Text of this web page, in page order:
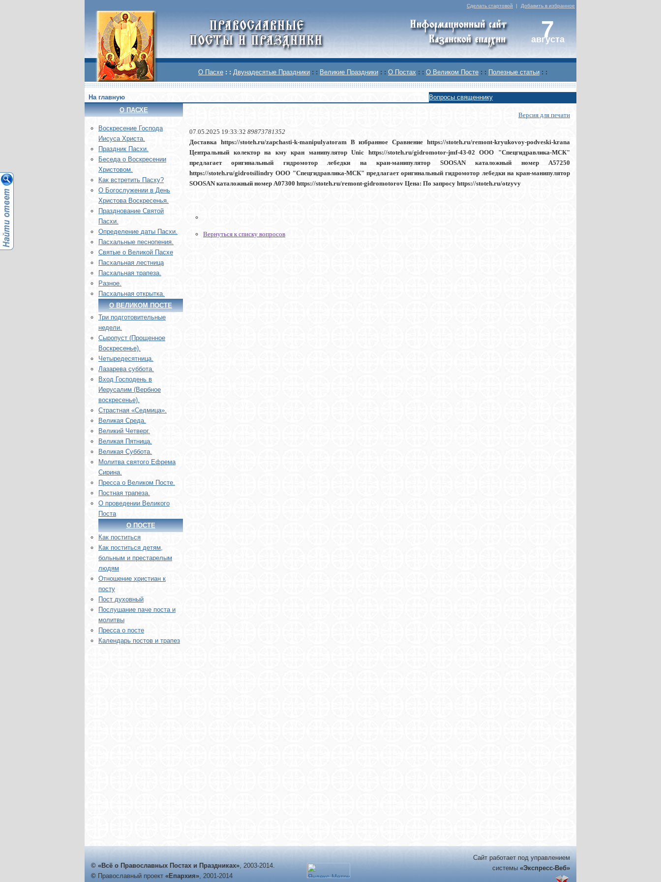
Сделать стартовой | Добавить в избранное
7
августа
О Пасхе : : Двунадесятые Праздники : : Великие Праздники : : О Постах : : О Великом Посте : : Полезные статьи : :
На главную
Вопросы священнику
О ПАСХЕ
Воскреcение Господа
Иисуса Христа.
Праздник Пасхи.
Беседа о Воскресении
Христовом.
Как встретить Пасху?
О Богослужении в День
Христова Воскресенья.
Празднование Святой
Пасхи.
Определение даты Пасхи.
Пасхальные песнопения.
Святые о Великой Пасхе
Пасхальная лестница
Пасхальная трапеза.
Разное.
Пасхальная открытка.
О ВЕЛИКОМ ПОСТЕ
Три подготовительные
недели.
Сыропуст (Прощенное
Воскресенье).
Четыредесятница.
Лазарева суббота.
Вход Господень в
Иерусалим (Вербное
воскресенье).
Страстная «Седмица».
Великая Среда.
Великий Четверг.
Великая Пятница.
Великая Суббота.
Молитва святого Ефрема
Сирина.
Пресса о Великом Посте.
Постная трапеза.
О проведении Великого
Поста
О ПОСТЕ
Как поститься
Как поститься детям,
больным и престарелым
людям
Отношение христиан к
посту
Пост духовный
Послушание паче поста и
молитвы
Пресса о посте
Календарь постов и трапез
Версия для печати
07.05.2025 19:33:32 89873781352
Доставка https://stoteh.ru/zapchasti-k-manipulyatoram В избранное Сравнение https://stoteh.ru/remont-kryukovoy-podveski-krana
Центральный колектор на кму кран манипулятор Unic https://stoteh.ru/gidromotor-jmf-43-02 ООО "Спецгидравлика-МСК"
предлагает оригинальный гидромотор лебедки на кран-манипулятор SOOSAN каталожный номер A57250
https://stoteh.ru/gidrotsilindry ООО "Спецгидравлика-МСК" предлагает оригинальный гидромотор лебедки на кран-манипулятор
SOOSAN каталожный номер A07300 https://stoteh.ru/remont-gidromotorov Цена: По запросу https://stoteh.ru/otzyvy
Вернуться к списку вопросов
© «Всё о Православных Постах и Праздниках», 2003-2014.
© Православный проект «Епархия», 2001-2014
Сайт работает под управлением
системы «Экспресс-Веб»